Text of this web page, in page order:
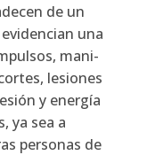
de un
una
mani­
lesio­nes
y ener­gía
ya sea a
per­so­nas de